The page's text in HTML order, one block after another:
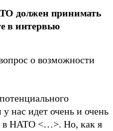
должен принимать
в интервью
о возможности
нас идет очень и очень
в НАТО <…>. Но, как я